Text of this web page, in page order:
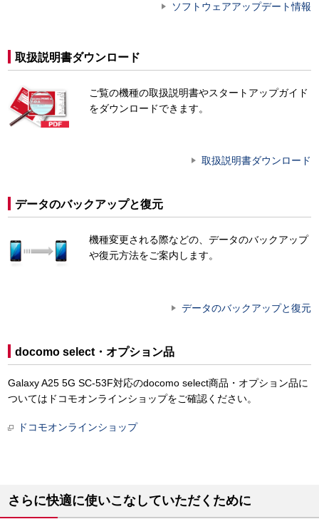
ソフトウェアアップデート情報
取扱説明書ダウンロード
ご覧の機種の取扱説明書やスタートアップガイド
をダウンロードできます。
取扱説明書ダウンロード
データのバックアップと復元
機種変更される際などの、データのバックアップ
や復元方法をご案内します。
データのバックアップと復元
docomo select・オプション品
Galaxy A25 5G SC-53F対応のdocomo select商品・オプション品に
ついてはドコモオンラインショップをご確認ください。
ドコモオンラインショップ
さらに快適に使いこなしていただくために